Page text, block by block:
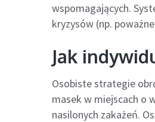
wspomagających.
kryzysów (np.
Jak
Osobiste strategie
masek w miejscach o
nasilonych zakażeń.